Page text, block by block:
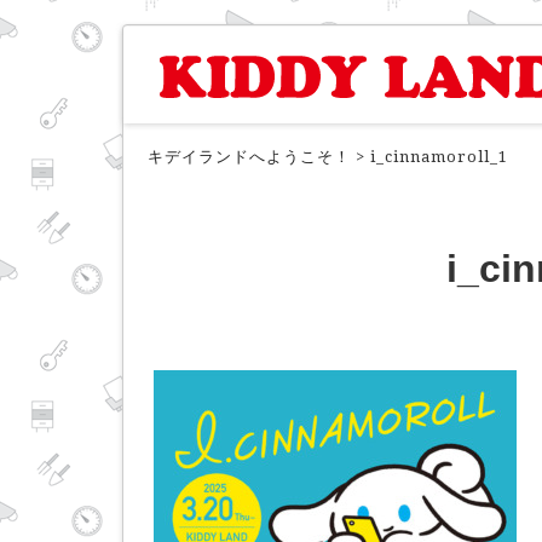
キデイランドへようこそ！ > i_cinnamoroll_1